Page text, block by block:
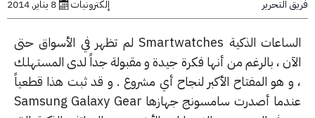
إلكترونيات 8 يناير, 2014
الساعات الذكية Smartwatches لم تظهر في الأسواق حتى
، بالرغم من أنها فكرة جيدة و مقبولة جداً لدى المستهلك
هو المفتاح الأكبر لنجاح أي مشروع . و قد ثبت هذا قطعياً
عندما أصدرت سامسونج جهازها Samsung Galaxy Gear